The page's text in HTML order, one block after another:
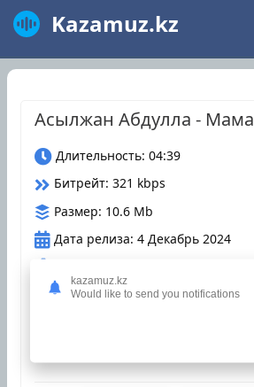
Kazamuz.kz
Асылжан Абдулла - Мама
Длительность: 04:39
Битрейт: 321 kbps
Размер: 10.6 Mb
Дата релиза: 4 Декабрь 2024
Оцените трек
kazamuz.kz
Would like to send you notifications